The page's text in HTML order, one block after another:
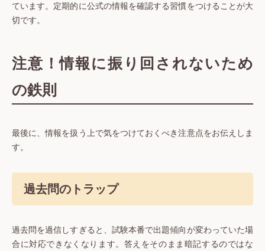
ています。定期的に公式の情報を確認する習慣をつけることが大
切です。
注意！情報に振り回されないため
の鉄則
最後に、情報を扱う上で気をつけておくべき注意点をお伝えしま
す。
過去問のトラップ
過去問を過信しすぎると、試験本番で出題傾向が変わっていた場
合に対応できなくなります。答えをそのまま暗記するのではな